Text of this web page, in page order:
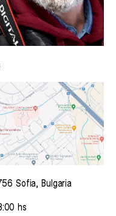
Sofia, Bulgaria
hs